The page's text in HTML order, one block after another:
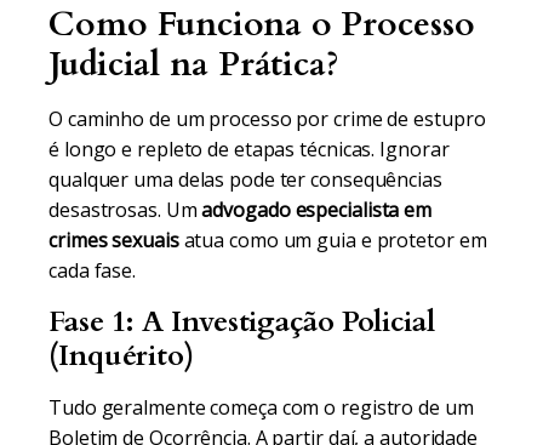
Como Funciona o Processo
Judicial na Prática?
O caminho de um processo por crime de estupro
é longo e repleto de etapas técnicas. Ignorar
qualquer uma delas pode ter consequências
desastrosas. Umadvogado especialista em
crimes sexuaisatua como um guia e protetor em
cada fase.
Fase 1: A Investigação Policial
(Inquérito)
Tudo geralmente começa com o registro de um
Boletim de Ocorrência. A partir daí, a autoridade